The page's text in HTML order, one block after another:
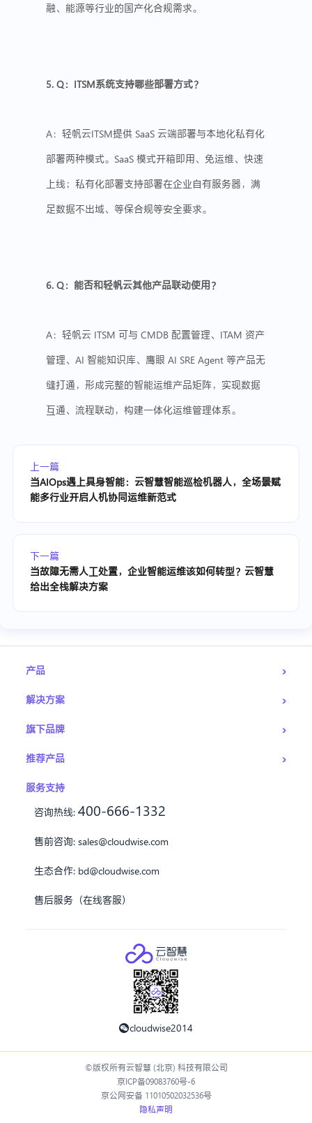
融、能源等行业的国产化合规需求。
5. Q：ITSM系统支持哪些部署方式？
A：轻帆云ITSM提供 SaaS 云端部署与本地化私有化
部署两种模式。SaaS 模式开箱即用、免运维、快速
上线；私有化部署支持部署在企业自有服务器，满
足数据不出域、 等保合规等安全要求。
6. Q：能否和轻帆云其他产品联动使用？
A：轻帆云 ITSM 可与 CMDB 配置管理、ITAM 资产
管理、 AI 智能知识库、鹰眼 AI SRE Agent 等产品无
缝打通，形成完整的智能运维产品矩阵，实现数据
互通、流程联动，构建一体化运维管理体系。
上一篇
当AIOps遇上具身智能：云智慧智能巡检机器人，全场景赋
能多行业开启人机协同运维新范式
下一篇
当故障无需人工处置，企业智能运维该如何转型？云智慧
给出全栈解决方案
cloudwise2014
产品 ›
解决方案 ›
旗下品牌 ›
推荐产品 ›
服务支持
咨询热线: 400-666-1332
售前咨询: sales@cloudwise.com
生态合作: bd@cloudwise.com
售后服务（在线客服）
©版权所有云智慧 (北京) 科技有限公司
京ICP备09083760号-6
京公网安备 11010502032536号
隐私声明